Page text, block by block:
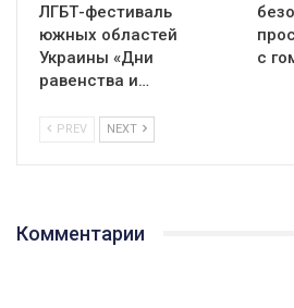
ЛГБТ-фестиваль
южных областей
Украины «Дни
равенства и…
с
PREV NEXT
Комментарии